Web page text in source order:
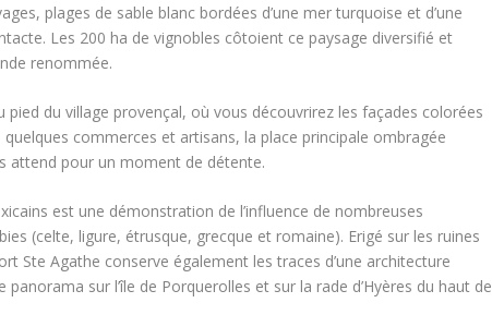
plages de sable blanc bordées d’une mer turquoise et d’une
Les 200 ha de vignobles côtoient ce paysage diversifié et
renommée.
pied du village provençal, où vous découvrirez les façades colorées
commerces et artisans, la place principale ombragée
attend pour un moment de détente.
est une démonstration de l’influence de nombreuses
(celte, ligure, étrusque, grecque et romaine). Erigé sur les ruines
Ste Agathe conserve également les traces d’une architecture
sur l’île de Porquerolles et sur la rade d’Hyères du haut de